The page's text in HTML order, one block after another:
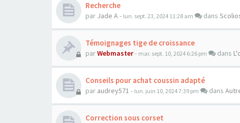
Recherche
par Jade A- lun. sept. 23, 2024 11:28 am dans
Témoignages tige de croissance
parWebmaster- mar. sept. 10, 2024 6:26 pm dans
Conseils pour achat coussin adapté
par audrey571 - lun. juin 10, 2024 7:39 pm dans
Correction sous corset